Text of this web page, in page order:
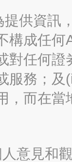
供資訊
構成任
對任何
服務；
，而在
意見和